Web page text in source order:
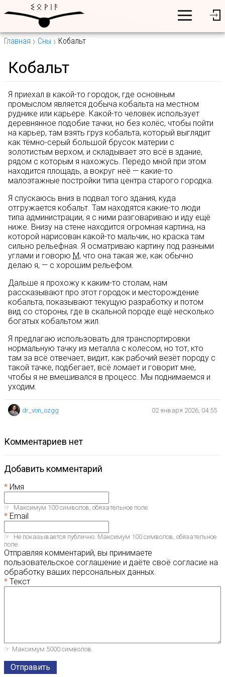
Главная Сны Кобальт
Кобальт
Я приехал в какой-то городок, где основным
промыслом является добыча кобальта на местном
руднике или карьере. Какой-то человек использует
деревнянное подобие тачки, но без колёс, чтобы пойти
на карьер, там взять груз кобальта, который выглядит
как тёмно-серый большой брусок материи с
золотистым верхом, и складывает это всё в здание,
рядом с которым я нахожусь. Передо мной при этом
находится площадь, а вокруг неё — какие-то
малоэтажные постройки типа центра старого городка.
Я спускаюсь вниз в подвал того здания, куда
отгружается кобальт. Там находятся какие-то люди
типа администрации, я с ними разговариваю и иду ещё
ниже. Внизу на стене находится огромная картина, на
которой нарисован какой-то мальчик, но краска там
сильно рельефная. Я осматриваю картину под разными
углами и говорю М, что она такая же, как обычно
делаю я, — с хорошим рельефом.
Дальше я прохожу к каким-то столам, нам
рассказывают про этот городок и месторождение
кобальта, показывают текущую разработку и потом
вид со стороны, где в скальной породе ещё несколько
богатых кобальтом жил.
Я предлагаю использовать для транспортировки
нормальную тачку из металла с колесом, но тот, кто
там за всё отвечает, видит, как рабочий везёт породу с
такой тачке, подбегает, всё ломает и говорит мне,
чтобы я не вмешивался в процесс. Мы поднимаемся и
уходим.
dr_von_ozgg 02 января 2026, 04:55
комментариев нет
Добавить комментарий
Имя
Максимум 100 символов, обязательное поле.
Email
Не показывается публично. Максимум 100 символов, обязательное
поле.
Отправляя комментарий, вы принимаете
пользовательское соглашение и даёте своё согласие на
обработку ваших персональных данных.
Текст
Максимум 5000 символов.
Отправить